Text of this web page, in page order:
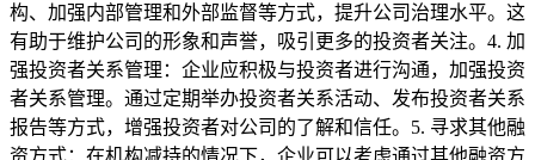
构、加强内部管理和外部监督等方式，提升公司治理水平。这
有助于维护公司的形象和声誉，吸引更多的投资者关注。4. 加
强投资者关系管理：企业应积极与投资者进行沟通，加强投资
者关系管理。通过定期举办投资者关系活动、发布投资者关系
报告等方式，增强投资者对公司的了解和信任。5. 寻求其他融
资方式：在机构减持的情况下，企业可以考虑通过其他融资方